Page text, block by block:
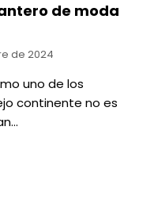
de moda
de 2024
uno de los
continente no es